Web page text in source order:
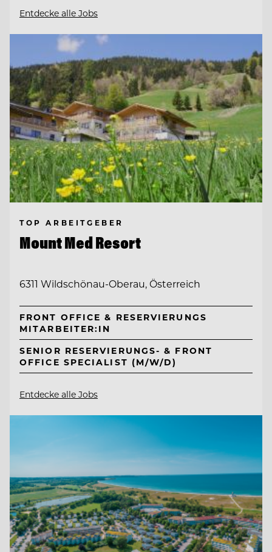
Entdecke alle Jobs
TOP ARBEITGEBER
Mount Med Resort
6311 Wildschönau-Oberau, Österreich
FRONT OFFICE & RESERVIERUNGS
MITARBEITER:IN
SENIOR RESERVIERUNGS- & FRONT
OFFICE SPECIALIST (M/W/D)
Entdecke alle Jobs